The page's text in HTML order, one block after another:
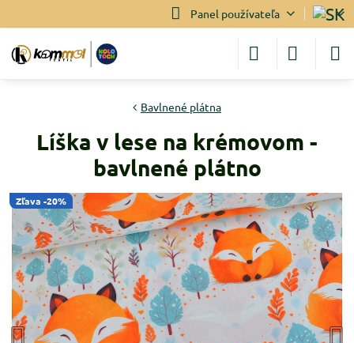
Panel používateľa
Zľava -20%
Bavlnené plátna
Líška v lese na krémovom -
bavlnené plátno